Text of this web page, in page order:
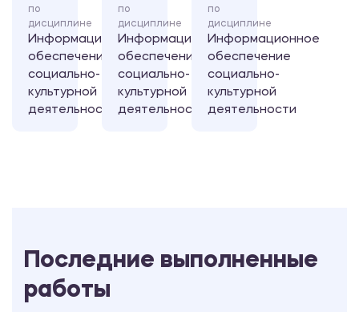
по
дисциплине
Информационное
обеспечение
социально-
культурной
деятельности
по
дисциплине
Информационное
обеспечение
социально-
культурной
деятельности
по
дисциплине
Информационное
обеспечение
социально-
культурной
деятельности
Последние выполненные
работы